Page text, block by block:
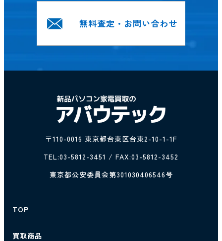
無料査定・お問い合わせ
〒110-0016 東京都台東区台東2-10-1-1F
TEL:03-5812-3451 / FAX:03-5812-3452
東京都公安委員会第301030406546号
TOP
買取商品